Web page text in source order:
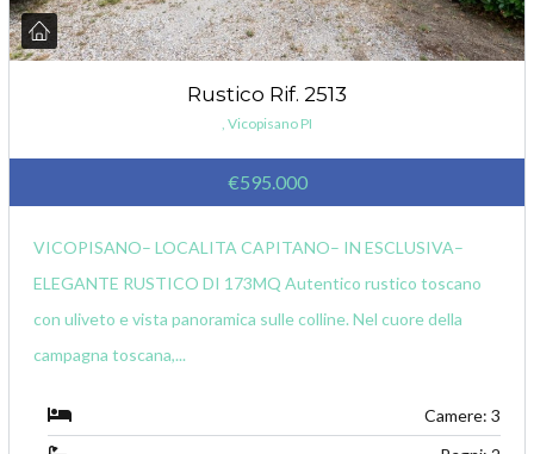
Rustico Rif. 2513
, Vicopisano PI
€595.000
VICOPISANO– LOCALITA CAPITANO– IN ESCLUSIVA–
ELEGANTE RUSTICO DI 173MQ Autentico rustico toscano
con uliveto e vista panoramica sulle colline. Nel cuore della
campagna toscana,...
Camere: 3